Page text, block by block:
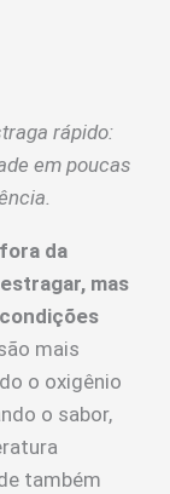
rápido:
em poucas
da
mas
mais
o oxigênio
o sabor,
também